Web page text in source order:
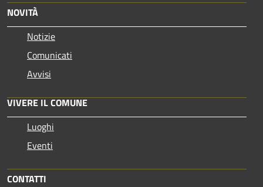
NOVITÀ
Notizie
Comunicati
Avvisi
VIVERE IL COMUNE
Luoghi
Eventi
CONTATTI